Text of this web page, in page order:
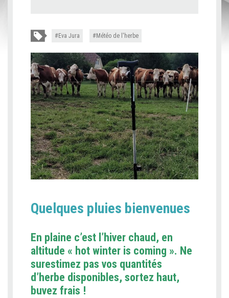
Eva Jura Météo de l'herbe
Quelques pluies bienvenues
En plaine c’est l’hiver chaud, en
altitude « hot winter is coming ». Ne
surestimez pas vos quantités
d’herbe disponibles, sortez haut,
buvez frais !